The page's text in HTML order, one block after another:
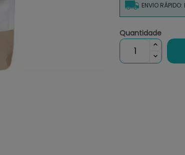
ENVIO
Quantidade